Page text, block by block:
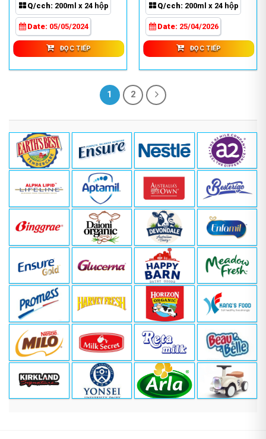
370,000 ₫.
170,000 ₫.
Q/cch: 200ml x 24 hộp
Date: 05/05/2024
ĐỌC TIẾP
480,000 ₫.
Q/cch: 200ml x 24 hộp
Date: 25/04/2026
ĐỌC TIẾP
1 2